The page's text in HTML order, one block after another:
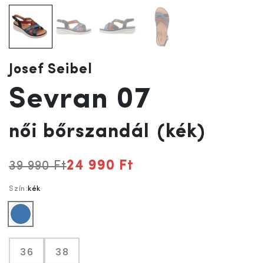
Josef Seibel
Sevran 07
női bőrszandál (kék)
39 990 Ft24 990 Ft
Szín: kék
kék
36 38